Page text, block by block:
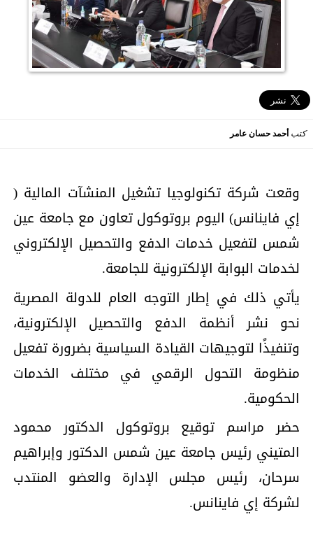
كتبأحمد حسان عامر
وقعت شركة تكنولوجيا تشغيل المنشآت المالية (
إي فاينانس) اليوم بروتوكول تعاون مع جامعة عين
شمس لتفعيل خدمات الدفع والتحصيل الإلكتروني
لخدمات البوابة الإلكترونية للجامعة.
يأتي ذلك في إطار التوجه العام للدولة المصرية
نحو نشر أنظمة الدفع والتحصيل الإلكترونية،
وتنفيذًا لتوجيهات القيادة السياسية بضرورة تفعيل
منظومة التحول الرقمي في مختلف الخدمات
الحكومية.
حضر مراسم توقيع بروتوكول الدكتور محمود
المتيني رئيس جامعة عين شمس الدكتور وإبراهيم
سرحان، رئيس مجلس الإدارة والعضو المنتدب
لشركة إي فاينانس.